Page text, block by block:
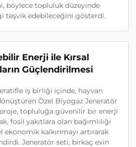
böylece topluluk düzeyinde
teşvik edebileceğini gösterdi.
Enerji ile Kırsal
Güçlendirilmesi
iş birliği içinde, hayvan
Özel Biyogaz Jeneratör
topluluğa güvenilir bir enerji
fosil yakıtlara olan bağımlılığı
ekonomik kalkınmayı artırarak
Jeneratör seti, birkaç evin